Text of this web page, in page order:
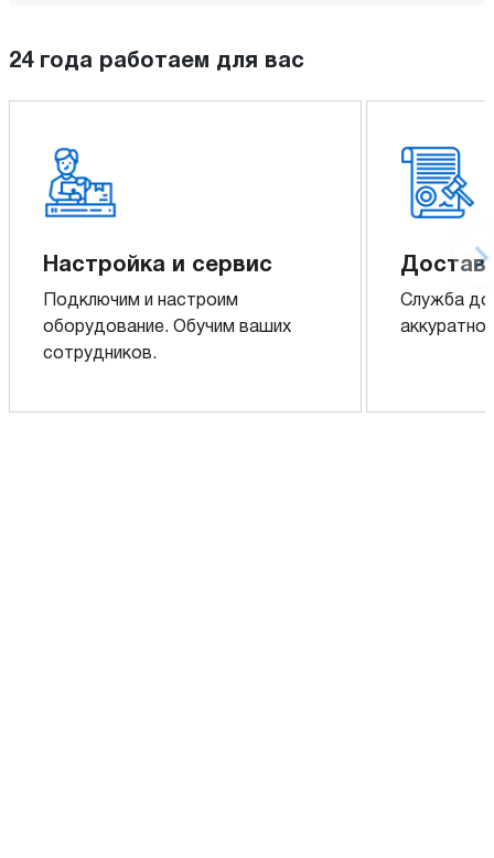
24 года работаем для вас
Настройка и сервис
Подключим и настроим
оборудование. Обучим ваших
сотрудников.
Служба
аккуратно